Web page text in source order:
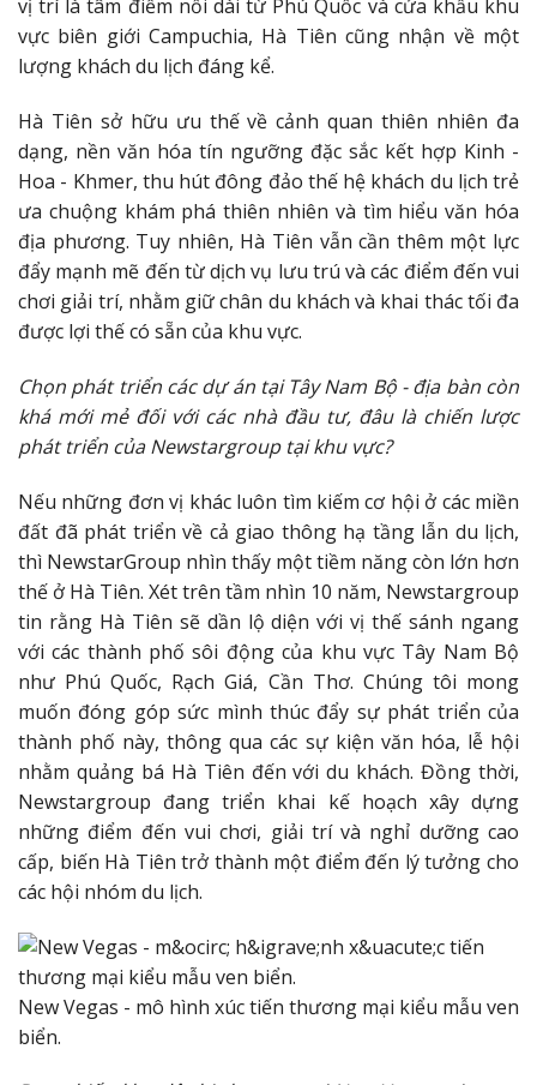
vị trí là tâm điểm nối dài từ Phú Quốc và cửa khẩu khu
vực biên giới Campuchia, Hà Tiên cũng nhận về một
lượng khách du lịch đáng kể.
Hà Tiên sở hữu ưu thế về cảnh quan thiên nhiên đa
dạng, nền văn hóa tín ngưỡng đặc sắc kết hợp Kinh -
Hoa - Khmer, thu hút đông đảo thế hệ khách du lịch trẻ
ưa chuộng khám phá thiên nhiên và tìm hiểu văn hóa
địa phương. Tuy nhiên, Hà Tiên vẫn cần thêm một lực
đẩy mạnh mẽ đến từ dịch vụ lưu trú và các điểm đến vui
chơi giải trí, nhằm giữ chân du khách và khai thác tối đa
được lợi thế có sẵn của khu vực.
Chọn phát triển các dự án tại Tây Nam Bộ - địa bàn còn
khá mới mẻ đối với các nhà đầu tư, đâu là chiến lược
phát triển của Newstargroup tại khu vực?
Nếu những đơn vị khác luôn tìm kiếm cơ hội ở các miền
đất đã phát triển về cả giao thông hạ tầng lẫn du lịch,
thì NewstarGroup nhìn thấy một tiềm năng còn lớn hơn
thế ở Hà Tiên. Xét trên tầm nhìn 10 năm, Newstargroup
tin rằng Hà Tiên sẽ dần lộ diện với vị thế sánh ngang
với các thành phố sôi động của khu vực Tây Nam Bộ
như Phú Quốc, Rạch Giá, Cần Thơ. Chúng tôi mong
muốn đóng góp sức mình thúc đẩy sự phát triển của
thành phố này, thông qua các sự kiện văn hóa, lễ hội
nhằm quảng bá Hà Tiên đến với du khách. Đồng thời,
Newstargroup đang triển khai kế hoạch xây dựng
những điểm đến vui chơi, giải trí và nghỉ dưỡng cao
cấp, biến Hà Tiên trở thành một điểm đến lý tưởng cho
các hội nhóm du lịch.
New Vegas - mô hình xúc tiến thương mại kiểu mẫu ven
biển.